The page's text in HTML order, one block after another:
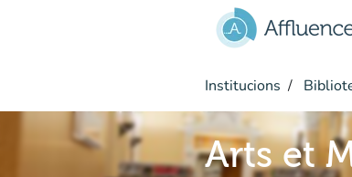
Institucions
Arts et